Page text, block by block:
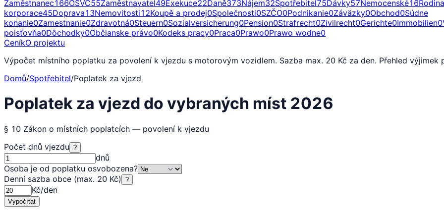
Zaměstnanec166OSVČ55Zaměstnavatel49Exekuce22Daně373Nájem32Spotřebitel75Dávky57Nemocenské16Rodina
korporace45Doprava13Nemovitosti12Koupě a prodej0Společnosti0SZČO0Podnikanie0Záväzky0Obchod0Súdne
konanie0Zamestnanie0Zdravotná0Steuern0Sozialversicherung0Pension0Strafrecht0Zivilrecht0Gerichte0Immobilien0
poisťovňa0Dôchodky0Občianske právo0Kodeks pracy0Praca0Prawo0Prawo wodne0
CeníkO projektu
Výpočet místního poplatku za povolení k vjezdu s motorovým vozidlem. Sazba max. 20 Kč za den. Přehled
Domů/Spotřebitel/Poplatek za vjezd
Poplatek za vjezd do vybraných míst 2026
§ 10 Zákon o místních poplatcích — povolení k vjezdu
Počet dnů vjezdu ?
dnů
Osoba je od poplatku osvobozena?
Denní sazba obce (max. 20 Kč)
?
Kč/den
Vypočítat